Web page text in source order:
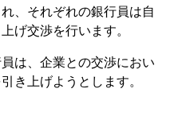
、それぞれの銀行員は自
げ交渉を行います。
は、企業との交渉におい
き上げようとします。